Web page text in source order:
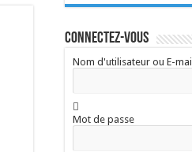
Connectez-vous
Nom d'utilisateur ou E-mail
Mot de passe